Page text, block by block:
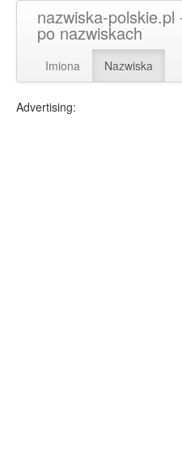
nazwiska-
po nazwiskach
Imiona Nazwiska
Advertising: